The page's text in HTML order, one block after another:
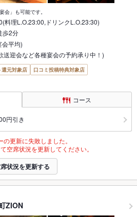
会」も可能です。
料理L.O.23:00,ドリンクL.O.23:30)
歩2分
平均)
迎会など各種宴会の予約承り中！)
還元対象店
口コミ投稿特典対象店
コース
円引き
の更新に失敗しました。
空席状況を更新してください。
状況を更新する
ZION